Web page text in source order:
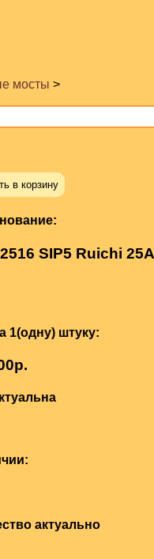
мосты >
в корзину
SIP5 Ruichi
1(одну) штуку:
актуально